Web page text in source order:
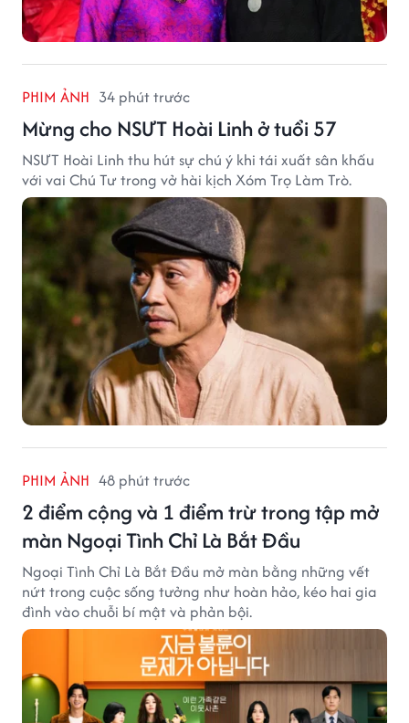
PHIM ẢNH 34 phút trước
Mừng cho NSƯT Hoài Linh ở tuổi 57
NSƯT Hoài Linh thu hút sự chú ý khi tái xuất sân khấu
với vai Chú Tư trong vở hài kịch Xóm Trọ Làm Trò.
PHIM ẢNH 48 phút trước
2 điểm cộng và 1 điểm trừ trong tập mở
màn Ngoại Tình Chỉ Là Bắt Đầu
Ngoại Tình Chỉ Là Bắt Đầu mở màn bằng những vết
nứt trong cuộc sống tưởng như hoàn hảo, kéo hai gia
đình vào chuỗi bí mật và phản bội.